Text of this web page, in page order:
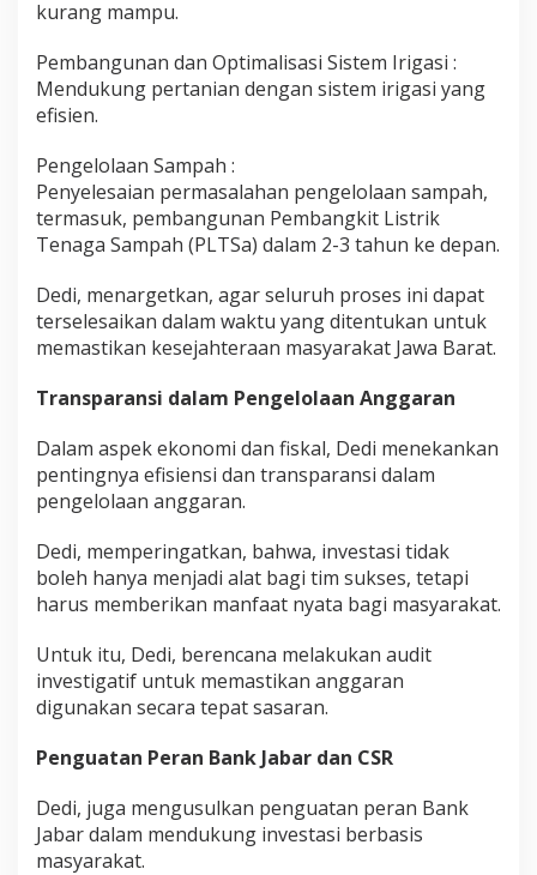
kurang mampu.
Pembangunan dan Optimalisasi Sistem Irigasi :
Mendukung pertanian dengan sistem irigasi yang
efisien.
Pengelolaan Sampah :
Penyelesaian permasalahan pengelolaan sampah,
termasuk, pembangunan Pembangkit Listrik
Tenaga Sampah (PLTSa) dalam 2-3 tahun ke depan.
Dedi, menargetkan, agar seluruh proses ini dapat
terselesaikan dalam waktu yang ditentukan untuk
memastikan kesejahteraan masyarakat Jawa Barat.
Transparansi dalam Pengelolaan Anggaran
Dalam aspek ekonomi dan fiskal, Dedi menekankan
pentingnya efisiensi dan transparansi dalam
pengelolaan anggaran.
Dedi, memperingatkan, bahwa, investasi tidak
boleh hanya menjadi alat bagi tim sukses, tetapi
harus memberikan manfaat nyata bagi masyarakat.
Untuk itu, Dedi, berencana melakukan audit
investigatif untuk memastikan anggaran
digunakan secara tepat sasaran.
Penguatan Peran Bank Jabar dan CSR
Dedi, juga mengusulkan penguatan peran Bank
Jabar dalam mendukung investasi berbasis
masyarakat.